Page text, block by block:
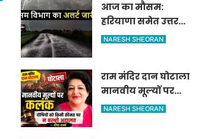
आज का मौसम:
हरियाणा समेत उत्तर
भारत में बारिश का असर,
NARESH SHEORAN
राम मंदिर दान घोटाला
मानवीय मूल्यों पर
कलंक, दोषियों को किसी
NARESH SHEORAN